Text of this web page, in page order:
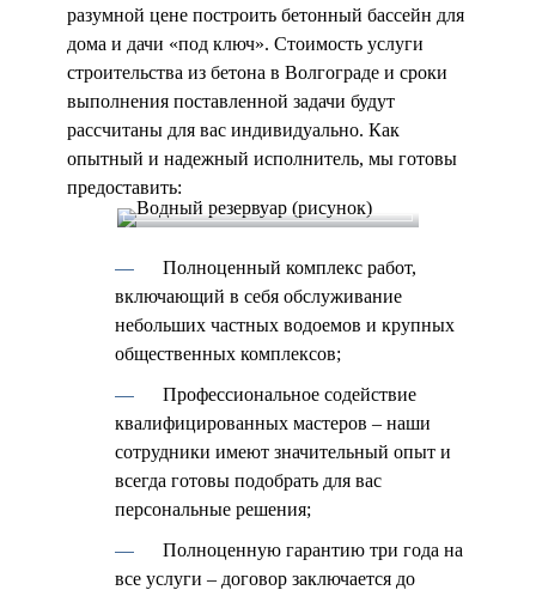
разумной цене построить бетонный бассейн для
дома и дачи «под ключ». Стоимость услуги
строительства из бетона в Волгограде и сроки
выполнения поставленной задачи будут
рассчитаны для вас индивидуально. Как
опытный и надежный исполнитель, мы готовы
предоставить:
Полноценный комплекс работ,
включающий в себя обслуживание
небольших частных водоемов и крупных
общественных комплексов;
Профессиональное содействие
квалифицированных мастеров – наши
сотрудники имеют значительный опыт и
всегда готовы подобрать для вас
персональные решения;
Полноценную гарантию три года на
все услуги – договор заключается до